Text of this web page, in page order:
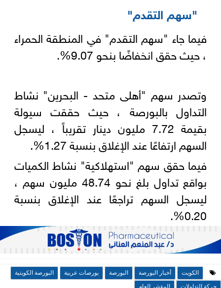
"سهم التقدم"
فيما جاء "سهم التقدم" في المنطقة الحمراء
، حيث حقق انخفاضًا بنحو 9.07%.
وتصدر سهم "أهلى متحد - البحرين" نشاط
التداول بالبورصة ، حيث حققت سيولة
بقيمة 7.72 مليون دينار تقريباً ، ليسجل
السهم ارتفاعًا عند الإغلاق بنسبة 1.27%.
فيما حقق سهم "استهلاكية" نشاط الكميات
بواقع تداول بلغ نحو 48.74 مليون سهم ،
ليسجل السهم تراجعًا عند الإغلاق بنسبة
0.20%.
الكويت أخبار البورصة البورصة بورصات عربية
البورصة الكويتية
حركة التداولات
المؤشر العام